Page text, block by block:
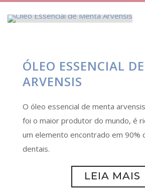
ÓLEO ESSENCIAL
ARVENSIS
O óleo essencial de menta
foi o maior produtor do mundo, é
um elemento encontrado em 90%
dentais.
LEIA MAIS